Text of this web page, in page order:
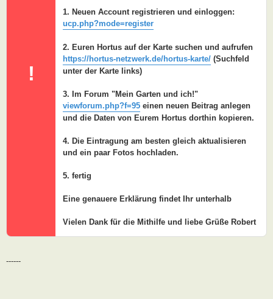
!
1. Neuen Account registrieren und einloggen:
ucp.php?mode=register
2. Euren Hortus auf der Karte suchen und aufrufen
https://hortus-netzwerk.de/hortus-karte/ (Suchfeld
unter der Karte links)
3. Im Forum "Mein Garten und ich!"
viewforum.php?f=95 einen neuen Beitrag anlegen
und die Daten von Eurem Hortus dorthin kopieren.
4. Die Eintragung am besten gleich aktualisieren
und ein paar Fotos hochladen.
5. fertig
Eine genauere Erklärung findet Ihr unterhalb
Vielen Dank für die Mithilfe und liebe Grüße Robert
------